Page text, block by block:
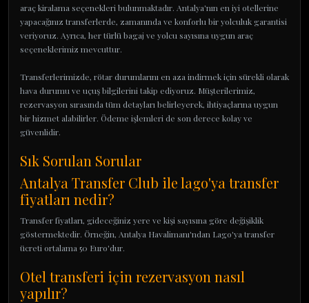
araç kiralama seçenekleri bulunmaktadır. Antalya'nın en iyi otellerine
yapacağınız transferlerde, zamanında ve konforlu bir yolculuk garantisi
veriyoruz. Ayrıca, her türlü bagaj ve yolcu sayısına uygun araç
seçeneklerimiz mevcuttur.
Transferlerimizde, rötar durumlarını en aza indirmek için sürekli olarak
hava durumu ve uçuş bilgilerini takip ediyoruz. Müşterilerimiz,
rezervasyon sırasında tüm detayları belirleyerek, ihtiyaçlarına uygun
bir hizmet alabilirler. Ödeme işlemleri de son derece kolay ve
güvenlidir.
Sık Sorulan Sorular
Antalya Transfer Club ile lago'ya transfer
fiyatları nedir?
Transfer fiyatları, gideceğiniz yere ve kişi sayısına göre değişiklik
göstermektedir. Örneğin, Antalya Havalimanı'ndan Lago'ya transfer
ücreti ortalama 50 Euro'dur.
Otel transferi için rezervasyon nasıl
yapılır?